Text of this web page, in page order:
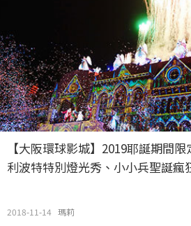
【大阪環球影城】2019耶誕期間
利波特特別燈光秀、小小兵聖誕瘋
2018-11-14 瑪莉